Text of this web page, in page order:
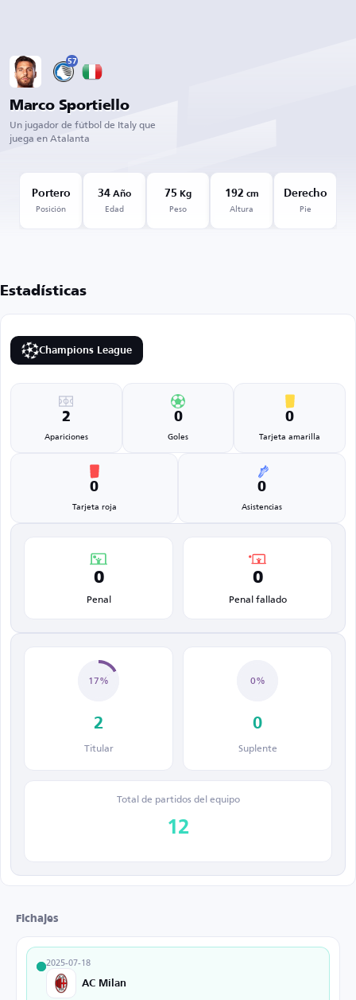
57
Marco Sportiello
Un jugador de fútbol de Italy que
juega en Atalanta
Portero
Posición
34 Año
Edad
75 Kg
Peso
192 cm
Altura
Derecho
Pie
Estadísticas
Champions League
2
Apariciones
0
Goles
0
Tarjeta amarilla
0
Tarjeta roja
0
Asistencias
0
Penal
0
Penal fallado
17%
2
Titular
0%
0
Suplente
Total de partidos del equipo
12
Fichajes
2025-07-18
AC Milan